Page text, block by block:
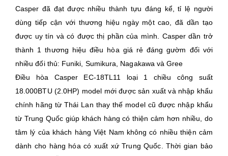
Casper đã đạt được nhiều thành tựu đáng kể, tỉ lệ người
dùng tiếp cận với thương hiệu ngày một cao, đã dần tạo
được uy tín và có được thị phần của mình. Casper dần trở
thành 1 thương hiệu điều hòa giá rẻ đáng gườm đối với
nhiều đối thủ: Funiki, Sumikura, Nagakawa và Gree
Điều hòa Casper EC-18TL11 loại 1 chiều công suất
18.000BTU (2.0HP) model mới được sản xuất và nhập khẩu
chính hãng từ Thái Lan thay thế model cũ được nhập khẩu
từ Trung Quốc giúp khách hàng có thiện cảm hơn nhiều, do
tâm lý của khách hàng Việt Nam không có nhiều thiện cảm
dành cho hàng hóa có xuất xứ Trung Quốc. Thời gian bảo